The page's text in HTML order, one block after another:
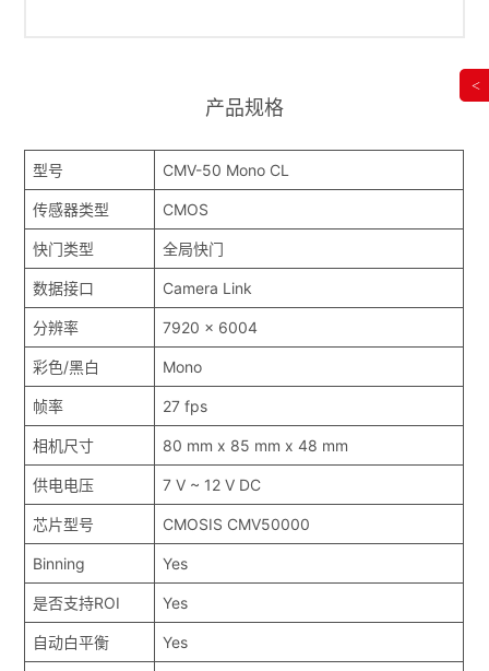
产品规格
型号 CMV-50 Mono CL
传感器类型 CMOS
快门类型 全局快门
数据接口 Camera Link
分辨率 7920 x 6004
彩色/黑白 Mono
帧率 27 fps
相机尺寸 80 mm x 85 mm x 48 mm
供电电压 7 V ~ 12 V DC
芯片型号 CMOSIS CMV50000
Binning Yes
是否支持ROI Yes
自动白平衡 Yes
<